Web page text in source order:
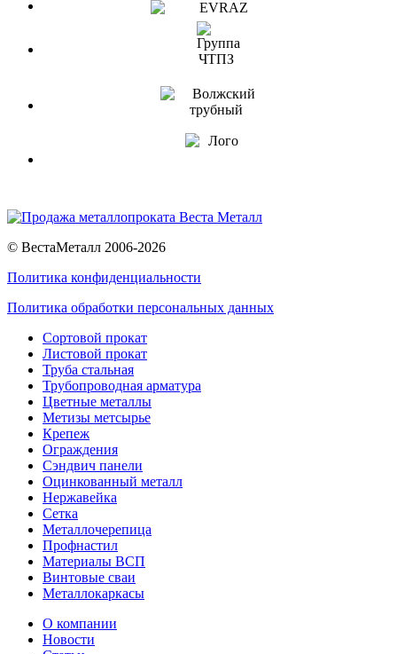
© ВестаМеталл 2006-2026
Политика конфиденциальности
Политика обработки персональных данных
Сортовой прокат
Листовой прокат
Труба стальная
Трубопроводная арматура
Цветные металлы
Метизы метсырье
Крепеж
Ограждения
Сэндвич панели
Оцинкованный металл
Нержавейка
Сетка
Металлочерепица
Профнастил
Материалы ВСП
Винтовые сваи
Металлокаркасы
О компании
Новости